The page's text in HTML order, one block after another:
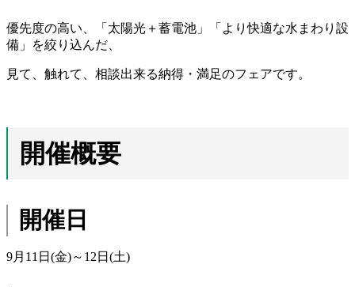
優先度の高い、「太陽光＋蓄電池」「より快適な水まわり設
備」を絞り込んだ、
見て、触れて、相談出来る納得・満足のフェアです。
開催概要
開催日
9月11日(金)～12日(土)